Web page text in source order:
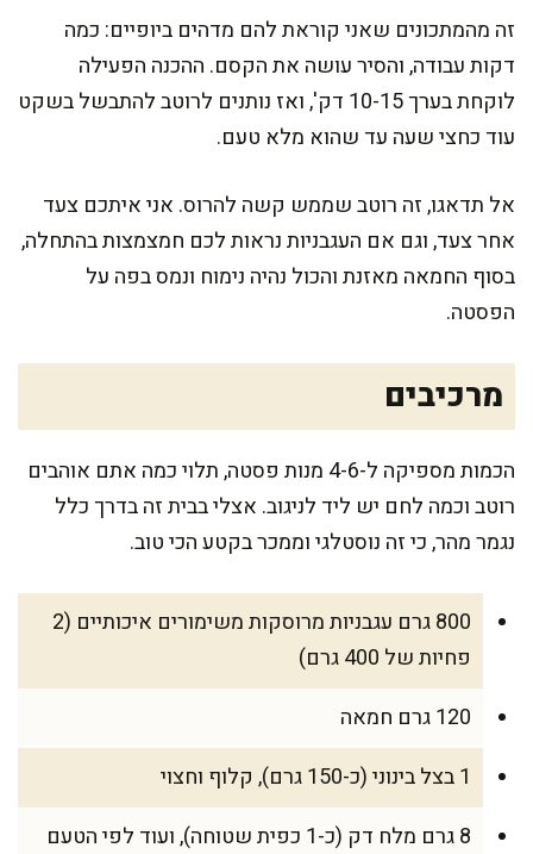
זה מהמתכונים שאני קוראת להם מדהים ביופיים: כמה
דקות עבודה, והסיר עושה את הקסם. ההכנה הפעילה
לוקחת בערך 10-15 דק', ואז נותנים לרוטב להתבשל בשקט
עוד כחצי שעה עד שהוא מלא טעם.
אל תדאגו, זה רוטב שממש קשה להרוס. אני איתכם צעד
אחר צעד, וגם אם העגבניות נראות לכם חמצמצות בהתחלה,
בסוף החמאה מאזנת והכול נהיה נימוח ונמס בפה על
הפסטה.
מרכיבים
הכמות מספיקה ל-4-6 מנות פסטה, תלוי כמה אתם אוהבים
רוטב וכמה לחם יש ליד לניגוב. אצלי בבית זה בדרך כלל
נגמר מהר, כי זה נוסטלגי וממכר בקטע הכי טוב.
800 גרם עגבניות מרוסקות משימורים איכותיים (2
פחיות של 400 גרם)
120 גרם חמאה
1 בצל בינוני (כ-150 גרם), קלוף וחצוי
8 גרם מלח דק (כ-1 כפית שטוחה), ועוד לפי הטעם